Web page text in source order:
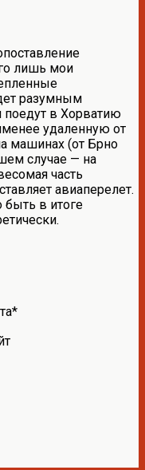
лишь мои
разумным
поедут в Хорватию
удаленную от
машинах (от Брно
случае — на
часть
авиаперелет.
в итоге